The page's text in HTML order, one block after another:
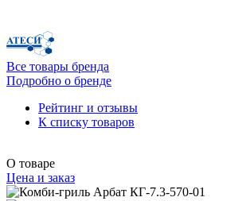
Все товары бренда
Подробно о бренде
Рейтинг и отзывы
К списку товаров
О товаре
Цена и заказ